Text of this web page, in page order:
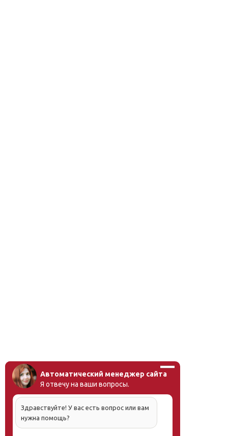
Автоматический менеджер сайта
Я отвечу на ваши вопросы.
Здравствуйте! У вас есть вопрос или вам
нужна помощь?